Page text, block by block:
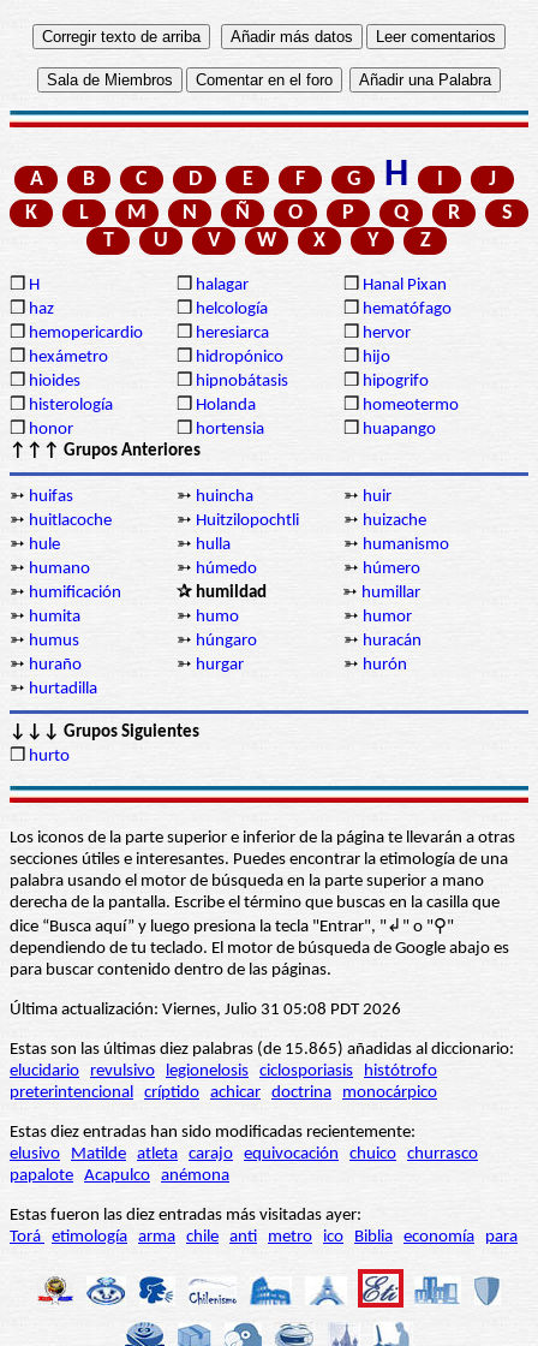
A B C D E F G H I
J
K
L M N Ñ O P Q R
S
T
U V W X Y Z
❒ H ❒ halagar ❒ Hanal Pixan
❒ haz ❒ helcología ❒ hematófago
❒ hemopericardio ❒ heresiarca ❒ hervor
❒ hexámetro ❒ hidropónico ❒ hijo
❒ hioides ❒ hipnobátasis ❒ hipogrifo
❒ histerología ❒ Holanda ❒ homeotermo
❒ honor ❒ hortensia ❒ huapango
↑↑↑ Grupos Anteriores
➳ huifas ➳ huincha ➳ huir
➳ huitlacoche ➳ Huitzilopochtli ➳ huizache
➳ hule ➳ hulla ➳ humanismo
➳ humano ➳ húmedo ➳ húmero
➳ humificación ✰ humildad ➳ humillar
➳ humita ➳ humo ➳ humor
➳ humus ➳ húngaro ➳ huracán
➳ huraño ➳ hurgar ➳ hurón
➳ hurtadilla
↓↓↓ Grupos Siguientes
❒ hurto
Los iconos de la parte superior e inferior de la página te llevarán a otras
secciones útiles e interesantes. Puedes encontrar la etimología de una
palabra usando el motor de búsqueda en la parte superior a mano
derecha de la pantalla. Escribe el término que buscas en la casilla que
dice “Busca aquí” y luego presiona la tecla "Entrar", "↲" o "⚲"
dependiendo de tu teclado. El motor de búsqueda de Google abajo es
para buscar contenido dentro de las páginas.
Última actualización: Viernes, Julio 31 05:08 PDT 2026
Estas son las últimas diez palabras (de 15.865) añadidas al diccionario:
elucidario
revulsivo legionelosis ciclosporiasis
histótrofo
preterintencional críptido achicar doctrina monocárpico
Estas diez entradas han sido modificadas recientemente:
elusivo
Matilde atleta carajo equivocación chuico churrasco
papalote Acapulco anémona
Estas fueron las diez entradas más visitadas ayer:
Torá etimología arma chile anti metro ico Biblia economía para